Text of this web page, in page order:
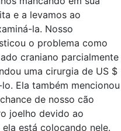
e a levamos ao
la. Nosso
o problema como
craniano parcialmente
uma cirurgia de US $
Ela também mencionou
de nosso cão
joelho devido ao
está colocando nele.